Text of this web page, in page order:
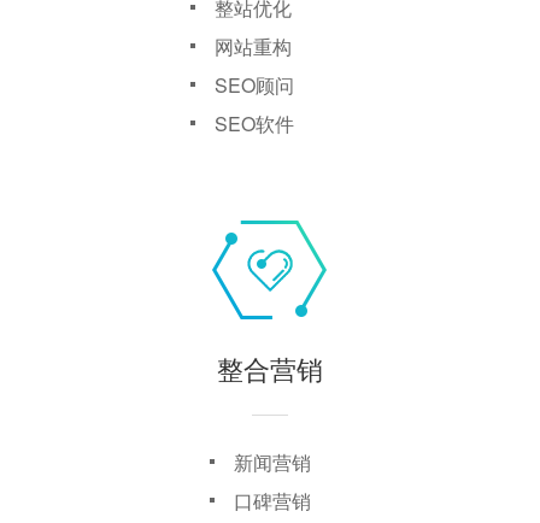
整站优化
网站重构
SEO顾问
SEO软件
整合营销
新闻营销
口碑营销